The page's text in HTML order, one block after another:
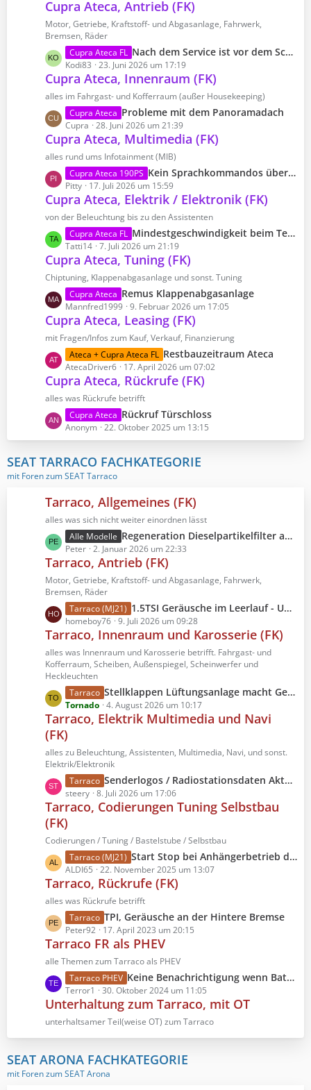
ä
g
e
t
z
t
e
B
e
r
ä
g
e
Cupra Ateca, Antrieb (FK)
Motor, Getriebe, Kraftstoff- und Abgasanlage, Fahrwerk,
Bremsen, Räder
L
e
t
z
e
B
i
t
r
ä
g
e
Cupra Ateca FL Nach dem Service ist vor dem Schaden
Kodi83 23. Juni 2026 um 17:19
Cupra Ateca, Innenraum (FK)
alles im Fahrgast- und Kofferraum (außer Housekeeping)
L
e
t
z
e
B
i
t
r
ä
g
e
Cupra Ateca Probleme mit dem Panoramadach
Cupra 28. Juni 2026 um 21:39
Cupra Ateca, Multimedia (FK)
alles rund ums Infotainment (MIB)
L
e
t
z
e
B
i
t
r
ä
g
e
Cupra Ateca 190PS Kein Sprachkommandos über Siri
Pitty 17. Juli 2026 um 15:59
Cupra Ateca, Elektrik / Elektronik (FK)
von der Beleuchtung bis zu den Assistenten
L
e
t
z
e
B
i
t
r
ä
g
e
Cupra Ateca FL Mindestgeschwindigkeit beim Tempomat umprogrammieren?
Tatti14 7. Juli 2026 um 21:19
Cupra Ateca, Tuning (FK)
Chiptuning, Klappenabgasanlage und sonst. Tuning
L
e
t
z
e
B
i
t
r
g
e
Cupra Ateca Remus Klappenabgasanlage
Mannfred1999 9. Februar 2026 um 17:05
Cupra Ateca, Leasing (FK)
mit Fragen/Infos zum Kauf, Verkauf, Finanzierung
L
e
t
z
e
B
i
t
ä
g
e
Ateca + Cupra Ateca FL Restbauzeitraum Ateca
AtecaDriver6 17. April 2026 um 07:02
Cupra Ateca, Rückrufe (FK)
alles was Rückrufe betrifft
L
e
t
z
t
e
B
e
i
t
r
ä
g
e
Cupra Ateca Rückruf Türschloss
Anonym 22. Oktober 2025 um 13:15
SEAT TARRACO FACHKATEGORIE
mit Foren zum SEAT Tarraco
Tarraco, Allgemeines (FK)
alles was sich nicht weiter einordnen lässt
L
e
t
z
t
e
B
e
t
r
ä
g
e
Alle Modelle Regeneration Dieselpartikelfilter anzeigen lassen
Peter 2. Januar 2026 um 22:33
Tarraco, Antrieb (FK)
Motor, Getriebe, Kraftstoff- und Abgasanlage, Fahrwerk,
Bremsen, Räder
L
e
t
z
t
e
B
e
i
t
ä
e
Tarraco (MJ21) 1.5TSI Geräusche im Leerlauf - Unterdruck Leitungen
homeboy76 9. Juli 2026 um 09:28
Tarraco, Innenraum und Karosserie (FK)
alles was Innenraum und Karosserie betrifft. Fahrgast- und
Kofferraum, Scheiben, Außenspiegel, Scheinwerfer und
Heckleuchten
L
e
t
z
e
B
e
i
t
r
ä
g
e
Tarraco Stellklappen Lüftungsanlage macht Geräusche
Tornado 4. August 2026 um 10:17
Tarraco, Elektrik Multimedia und Navi
(FK)
alles zu Beleuchtung, Assistenten, Multimedia, Navi, und sonst.
Elektrik/Elektronik
L
e
t
z
t
B
e
t
r
ä
g
e
Tarraco Senderlogos / Radiostationsdaten Aktualisierung für MIB2
steery 8. Juli 2026 um 17:06
Tarraco, Codierungen Tuning Selbstbau
(FK)
Codierungen / Tuning / Bastelstube / Selbstbau
L
e
t
z
e
B
i
t
r
ä
g
e
Tarraco (MJ21) Start Stop bei Anhängerbetrieb deaktivieren
ALDI65 22. November 2025 um 13:07
Tarraco, Rückrufe (FK)
alles was Rückrufe betrifft
L
e
t
z
e
B
i
t
r
ä
Tarraco TPI, Geräusche an der Hintere Bremse
Peter92 17. April 2023 um 20:15
Tarraco FR als PHEV
alle Themen zum Tarraco als PHEV
L
e
t
z
B
e
Tarraco PHEV Keine Benachrichtigung wenn Batterie voll
Terror1 30. Oktober 2024 um 11:05
Unterhaltung zum Tarraco, mit OT
unterhaltsamer Teil(weise OT) zum Tarraco
SEAT ARONA FACHKATEGORIE
mit Foren zum SEAT Arona